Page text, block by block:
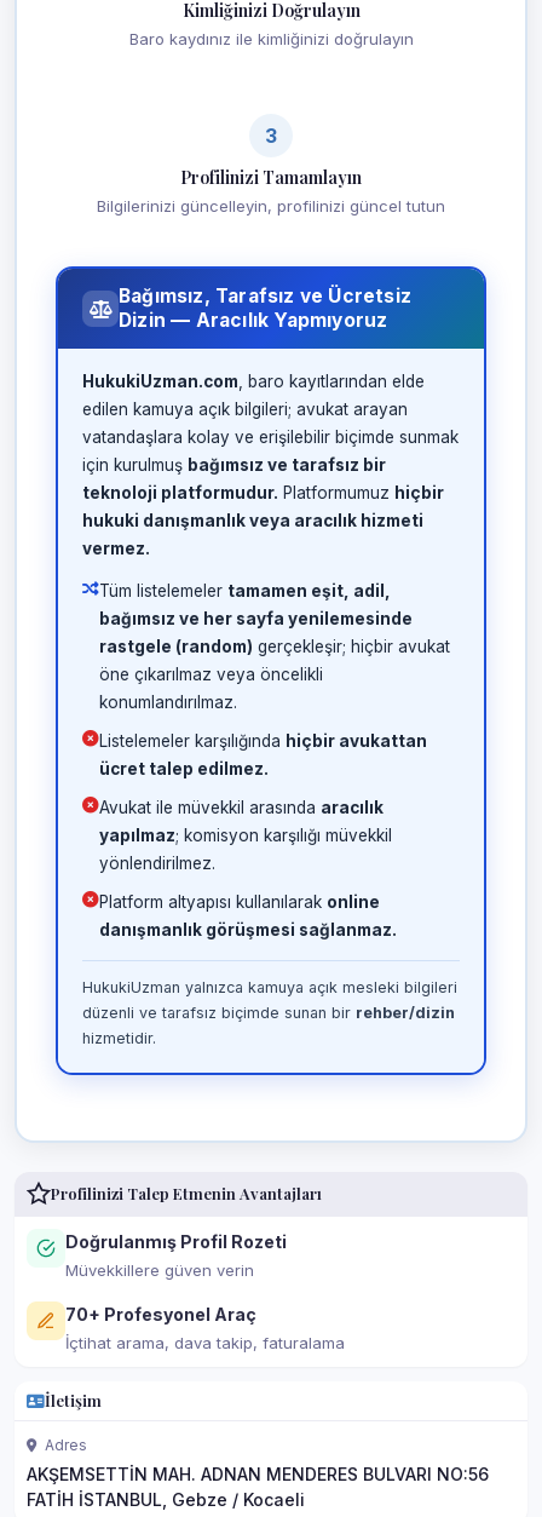
Kimliğinizi Doğrulayın
Baro kaydınız ile kimliğinizi doğrulayın
3
Profilinizi Tamamlayın
Bilgilerinizi güncelleyin, profilinizi güncel tutun
Bağımsız, Tarafsız ve Ücretsiz
Dizin — Aracılık Yapmıyoruz
HukukiUzman.com , baro kayıtlarından elde
edilen kamuya açık bilgileri; avukat arayan
vatandaşlara kolay ve erişilebilir biçimde sunmak
için kurulmuş bağımsız ve tarafsız bir
teknoloji platformudur. Platformumuz hiçbir
hukuki danışmanlık veya aracılık hizmeti
vermez.
Tüm listelemeler tamamen eşit, adil,
bağımsız ve her sayfa yenilemesinde
rastgele (random) gerçekleşir; hiçbir avukat
öne çıkarılmaz veya öncelikli
konumlandırılmaz.
Listelemeler karşılığında hiçbir avukattan
ücret talep edilmez.
Avukat ile müvekkil arasında aracılık
yapılmaz; komisyon karşılığı müvekkil
yönlendirilmez.
Platform altyapısı kullanılarak online
danışmanlık görüşmesi sağlanmaz.
HukukiUzman yalnızca kamuya açık mesleki bilgileri
düzenli ve tarafsız biçimde sunan bir rehber/dizin
hizmetidir.
Profilinizi Talep Etmenin Avantajları
Doğrulanmış Profil Rozeti
Müvekkillere güven verin
70+ Profesyonel Araç
İçtihat arama, dava takip, faturalama
İletişim
Adres
AKŞEMSETTİN MAH. ADNAN MENDERES BULVARI NO:56
FATİH İSTANBUL, Gebze / Kocaeli